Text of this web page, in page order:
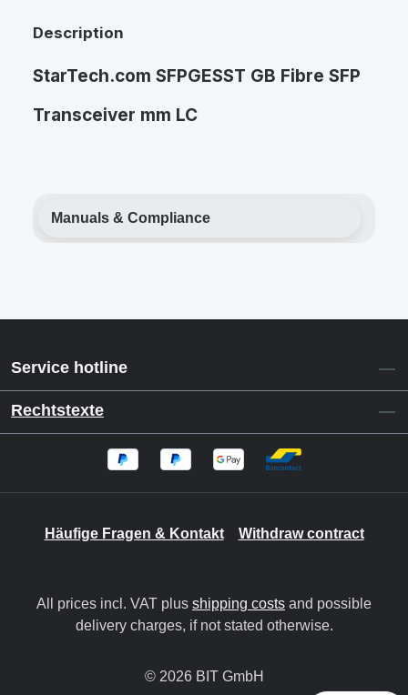
Description
StarTech.com SFPGESST GB Fibre SFP
Transceiver mm LC
Manuals & Compliance
Service hotline
Rechtstexte
Häufige Fragen & Kontakt Withdraw contract
All prices incl. VAT plus shipping costs and possible
delivery charges, if not stated otherwise.
© 2026 BIT GmbH